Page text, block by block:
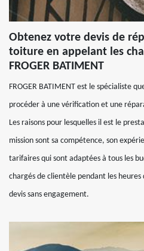
Obtenez votre devis de
toiture en appelant les
FROGER BATIMENT
FROGER BATIMENT est le spécialiste
procéder à une vérification et une
Les raisons pour lesquelles il est le
mission sont sa compétence, son
tarifaires qui sont adaptées à tous les
chargés de clientèle pendant les
devis sans engagement.